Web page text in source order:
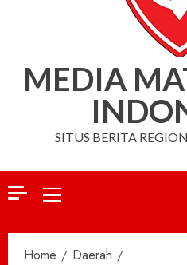
MEDIA
SITUS BERITA
Primary
Home
Daerah